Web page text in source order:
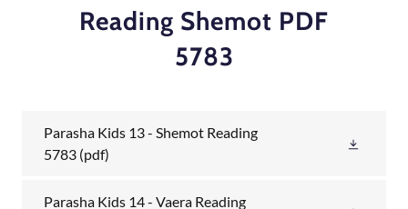
Reading Shemot PDF
5783
Parasha Kids 13 - Shemot Reading
5783 (pdf)
Parasha Kids 14 - Vaera Reading